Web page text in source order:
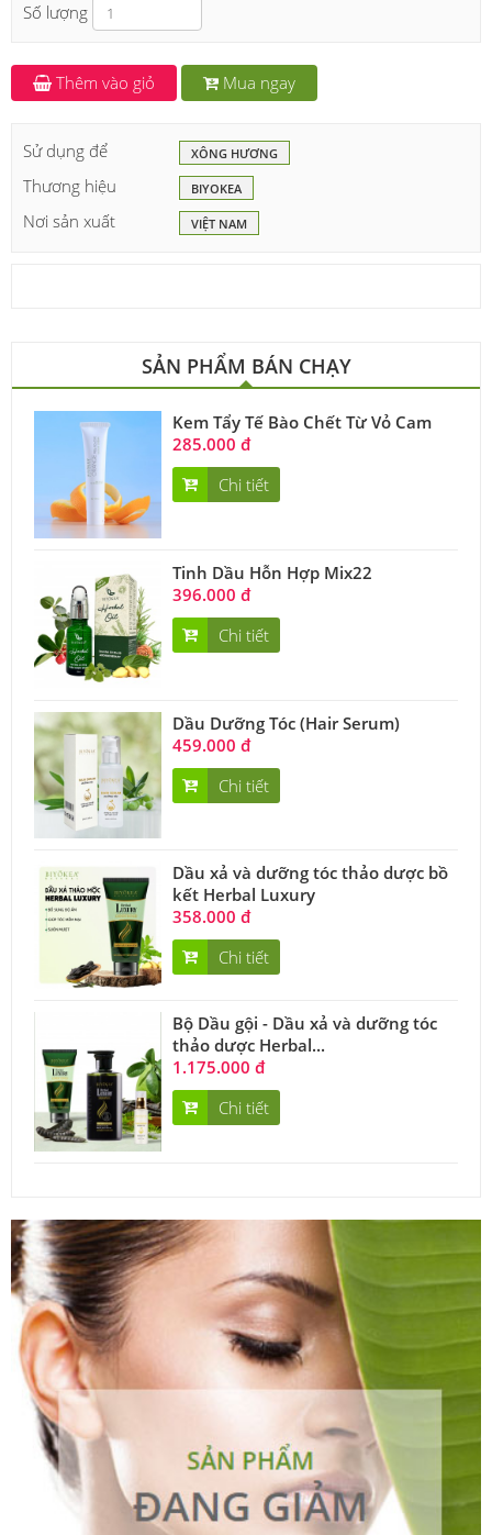
Số lượng
Thêm vào giỏ Mua ngay
Sử dụng để XÔNG HƯƠNG
Thương hiệu BIYOKEA
Nơi sản xuất VIỆT NAM
SẢN PHẨM BÁN CHẠY
Kem Tẩy Tế Bào Chết Từ Vỏ Cam
285.000 đ
Chi tiết
Tinh Dầu Hỗn Hợp Mix22
396.000 đ
Chi tiết
Dầu Dưỡng Tóc (Hair Serum)
459.000 đ
Chi tiết
Dầu xả và dưỡng tóc thảo dược bồ
kết Herbal Luxury
358.000 đ
Chi tiết
Bộ Dầu gội - Dầu xả và dưỡng tóc
thảo dược Herbal...
1.175.000 đ
Chi tiết